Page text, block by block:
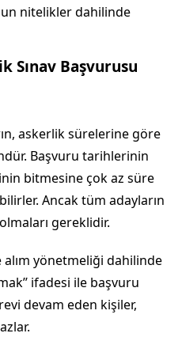
nitelikler dahilinde
Sınav Başvurusu
askerlik sürelerine göre
Başvuru tarihlerinin
bitmesine çok az süre
Ancak tüm adayların
gereklidir.
alım yönetmeliği dahilinde
ifadesi ile başvuru
devam eden kişiler,